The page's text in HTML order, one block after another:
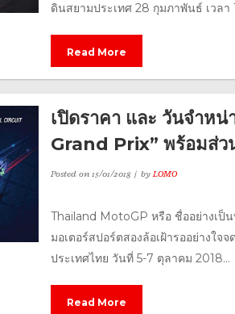
ดินสยามประเทศ 28 กุมภาพันธ์ เวลา
Read More
เปิดราคา และ วันจำห
Grand Prix” พร้อมส่ว
Posted on15/01/2018 byLOMO
Thailand MotoGP หรือ ชื่ออย่างเป็
มอเตอร์สปอร์ตสองล้อเฝ้ารออย่างใจ
ประเทศไทย วันที่ 5-7 ตุลาคม 2018...
Read More